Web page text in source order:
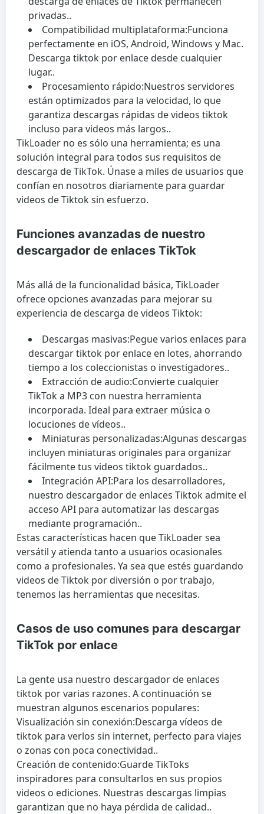
privadas..
Compatibilidad multiplataforma:Funciona
perfectamente en iOS, Android, Windows y Mac.
Descarga tiktok por enlace desde cualquier
lugar..
Procesamiento rápido:Nuestros servidores
están optimizados para la velocidad, lo que
garantiza descargas rápidas de videos tiktok
incluso para videos más largos..
TikLoader no es sólo una herramienta; es una
solución integral para todos sus requisitos de
descarga de TikTok. Únase a miles de usuarios que
confían en nosotros diariamente para guardar
videos de Tiktok sin esfuerzo.
Funciones avanzadas de nuestro
descargador de enlaces TikTok
Más allá de la funcionalidad básica, TikLoader
ofrece opciones avanzadas para mejorar su
experiencia de descarga de videos Tiktok:
Descargas masivas:Pegue varios enlaces para
descargar tiktok por enlace en lotes, ahorrando
tiempo a los coleccionistas o investigadores..
Extracción de audio:Convierte cualquier
TikTok a MP3 con nuestra herramienta
incorporada. Ideal para extraer música o
locuciones de vídeos..
Miniaturas personalizadas:Algunas descargas
incluyen miniaturas originales para organizar
fácilmente tus videos tiktok guardados..
Integración API:Para los desarrolladores,
nuestro descargador de enlaces Tiktok admite el
acceso API para automatizar las descargas
mediante programación..
Estas características hacen que TikLoader sea
versátil y atienda tanto a usuarios ocasionales
como a profesionales. Ya sea que estés guardando
videos de Tiktok por diversión o por trabajo,
tenemos las herramientas que necesitas.
Casos de uso comunes para descargar
TikTok por enlace
La gente usa nuestro descargador de enlaces
tiktok por varias razones. A continuación se
muestran algunos escenarios populares:
Visualización sin conexión:Descarga vídeos de
tiktok para verlos sin internet, perfecto para viajes
o zonas con poca conectividad..
Creación de contenido:Guarde TikToks
inspiradores para consultarlos en sus propios
videos o ediciones. Nuestras descargas limpias
garantizan que no haya pérdida de calidad..